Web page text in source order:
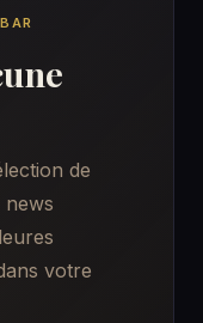
de
news
votre